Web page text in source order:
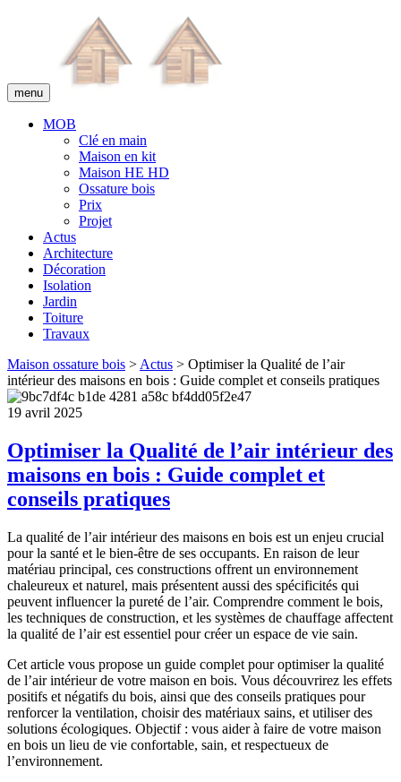
menu
MOB
Clé en main
Maison en kit
Maison HE HD
Ossature bois
Prix
Projet
Actus
Architecture
Décoration
Isolation
Jardin
Toiture
Travaux
Maison ossature bois > Actus > Optimiser la Qualité de l’air
intérieur des maisons en bois : Guide complet et conseils pratiques
19 avril 2025
Optimiser la Qualité de l’air intérieur des
maisons en bois : Guide complet et
conseils pratiques
La qualité de l’air intérieur des maisons en bois est un enjeu crucial
pour la santé et le bien-être de ses occupants. En raison de leur
matériau principal, ces constructions offrent un environnement
chaleureux et naturel, mais présentent aussi des spécificités qui
peuvent influencer la pureté de l’air. Comprendre comment le bois,
les techniques de construction, et les systèmes de chauffage affectent
la qualité de l’air est essentiel pour créer un espace de vie sain.
Cet article vous propose un guide complet pour optimiser la qualité
de l’air intérieur de votre maison en bois. Vous découvrirez les effets
positifs et négatifs du bois, ainsi que des conseils pratiques pour
renforcer la ventilation, choisir des matériaux sains, et utiliser des
solutions écologiques. Objectif : vous aider à faire de votre maison
en bois un lieu de vie confortable, sain, et respectueux de
l’environnement.